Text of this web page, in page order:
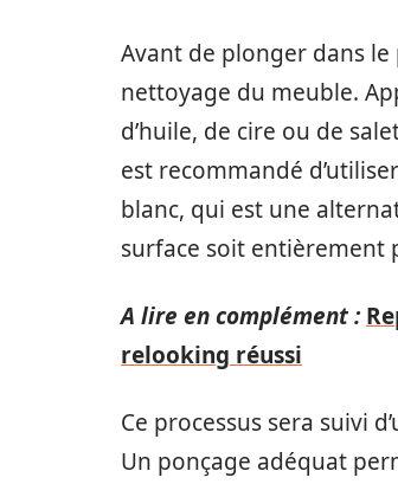
Avant de plonger dans
nettoyage du meuble.
d’huile, de cire ou de
est recommandé
blanc, qui est une
surface soit entièrement
A lire en complément :
relooking réussi
Ce processus sera suivi
Un ponçage adéquat